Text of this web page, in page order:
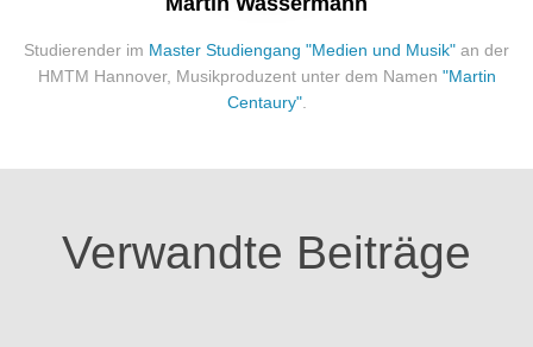
Studierender im Master Studiengang "Medien und Musik" an der
HMTM Hannover, Musikproduzent unter dem Namen "Martin
Centaury".
Verwandte Beiträge